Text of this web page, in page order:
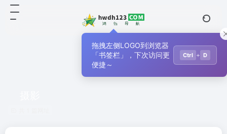
拖拽左侧LOGO到浏览器
「书签栏」，下次访问更
便捷～
Ctrl + D